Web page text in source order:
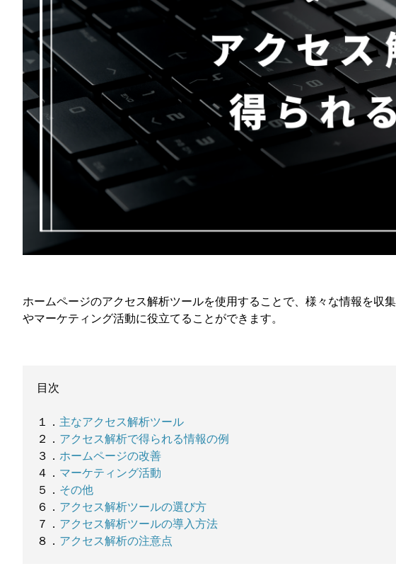
ホームページのアクセス解析ツールを使用することで、様々な情報を収
やマーケティング活動に役立てることができます。
目次
１． 主なアクセス解析ツール
２． アクセス解析で得られる情報の例
３． ホームページの改善
４． マーケティング活動
５． その他
６． アクセス解析ツールの選び方
７． アクセス解析ツールの導入方法
８． アクセス解析の注意点